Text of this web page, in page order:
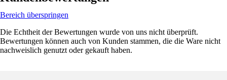
Bereich überspringen
Die Echtheit der Bewertungen wurde von uns nicht überprüft.
Bewertungen können auch von Kunden stammen, die die Ware nicht
nachweislich genutzt oder gekauft haben.